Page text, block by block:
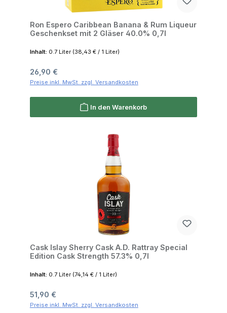
Ron Espero Caribbean Banana & Rum Liqueur
Geschenkset mit 2 Gläser 40.0% 0,7l
Inhalt: 0.7 Liter (38,43 € / 1 Liter)
Regulärer Preis:
26,90 €
Preise inkl. MwSt. zzgl. Versandkosten
In den Warenkorb
Cask Islay Sherry Cask A.D. Rattray Special
Edition Cask Strength 57.3% 0,7l
Inhalt: 0.7 Liter (74,14 € / 1 Liter)
Regulärer Preis:
51,90 €
Preise inkl. MwSt. zzgl. Versandkosten